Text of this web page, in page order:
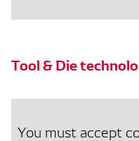
Tool & Die
You must accept